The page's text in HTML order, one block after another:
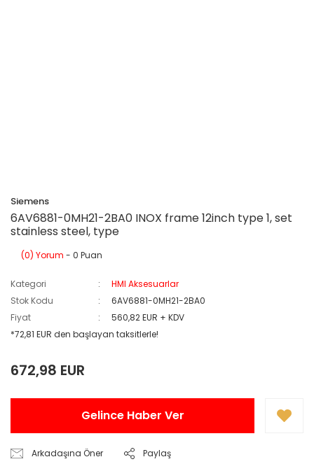
Siemens
6AV6881-0MH21-2BA0 INOX frame 12inch type 1, set
stainless steel, type
(0) Yorum - 0 Puan
Kategori
HMI Aksesuarlar
Stok Kodu
6AV6881-0MH21-2BA0
Fiyat
560,82 EUR + KDV
*72,81 EUR den başlayan taksitlerle!
672,98 EUR
Gelince Haber Ver
Arkadaşına Öner Paylaş